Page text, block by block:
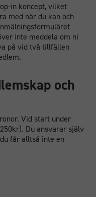
in koncept, vilket
med när du kan och
inte meddela om ni
på vid två tillfällen
och
Vid start under
Du ansvarar själv
får alltså inte en